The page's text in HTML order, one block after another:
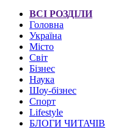
ВСІ РОЗДІЛИ
Головна
Україна
Місто
Світ
Бізнес
Наука
Шоу-бізнес
Спорт
Lifestyle
БЛОГИ ЧИТАЧІВ